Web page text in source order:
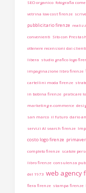
SEO organico fotografia
vetrina low cost firenze
pubblicitario firenze
convenienti Sito con
ottenere recensioni dai clienti
libera studio grafico logo
impaginazione libro firenze
cartellini moda firenze
in bobina firenze praticare
marketing e-commerce
san marco il futuro dario
servizi AI search firenze
costo logo firenze
completo firenze scatole
libro firenze consulenza
del 1973 web agency
fiera firenze stampa firenze